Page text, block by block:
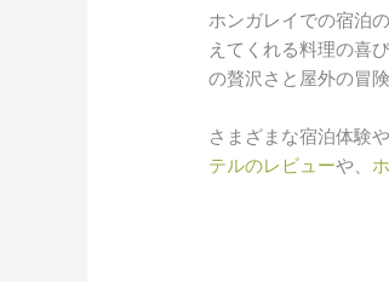
ホンガレイでの宿泊
えてくれる料理の喜
の贅沢さと屋外の冒
さまざまな宿泊体験
テルのレビューや、